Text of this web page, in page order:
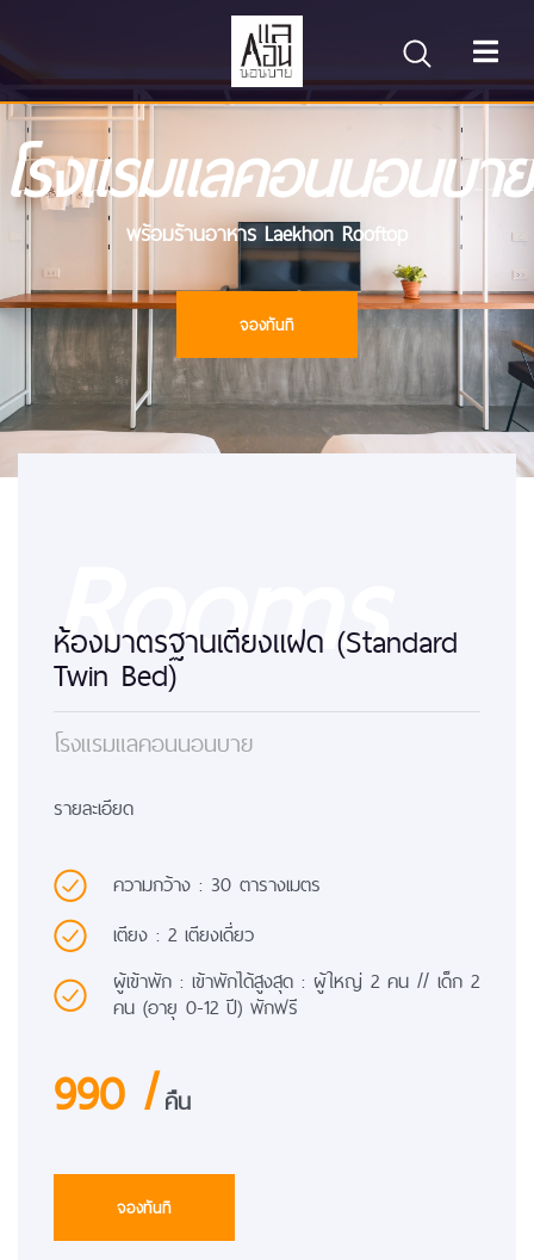
โรงแรมแลคอนนอนบาย
พร้อมร้านอาหาร Laekhon Rooftop
จองทันที
Rooms
ห้องมาตรฐานเตียงแฝด (Standard
Twin Bed)
โรงแรมแลคอนนอนบาย
รายละเอียด
ความกว้าง : 30 ตารางเมตร
เตียง : 2 เตียงเดี่ยว
ผู้เข้าพัก : เข้าพักได้สูงสุด : ผู้ใหญ่ 2 คน // เด็ก 2
คน (อายุ 0-12 ปี) พักฟรี
990 /คืน
จองทันที